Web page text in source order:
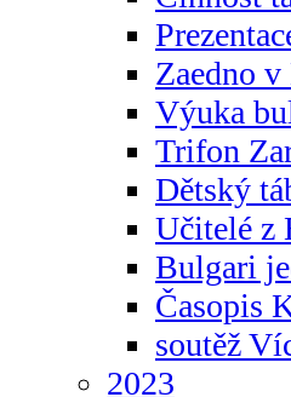
Zaedno
Výuka
Trifon
Dětský
Učitelé z
Bulgari
Časopis
soutěž
2023